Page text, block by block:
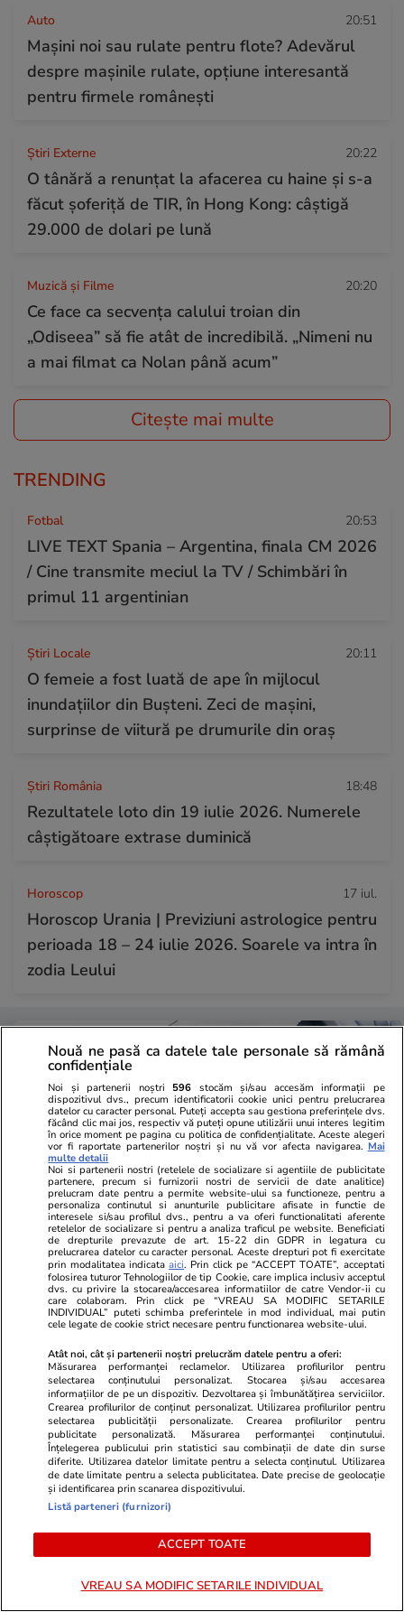
Auto 20:51
Mașini noi sau rulate pentru flote? Adevărul
despre mașinile rulate, opțiune interesantă
pentru firmele românești
Știri Externe 20:22
O tânără a renunțat la afacerea cu haine și s-a
făcut șoferiță de TIR, în Hong Kong: câștigă
29.000 de dolari pe lună
Muzică și Filme 20:20
Ce face ca secvența calului troian din
„Odiseea” să fie atât de incredibilă. „Nimeni nu
a mai filmat ca Nolan până acum”
Citește mai multe
TRENDING
Fotbal 20:53
LIVE TEXT Spania – Argentina, finala CM 2026
/ Cine transmite meciul la TV / Schimbări în
primul 11 argentinian
Știri Locale 20:11
O femeie a fost luată de ape în mijlocul
inundațiilor din Bușteni. Zeci de mașini,
surprinse de viitură pe drumurile din oraș
Știri România 18:48
Rezultatele loto din 19 iulie 2026. Numerele
câștigătoare extrase duminică
Horoscop 17 iul.
Horoscop Urania | Previziuni astrologice pentru
perioada 18 – 24 iulie 2026. Soarele va intra în
zodia Leului
Lifestyle 19:48
Situație incredibilă în Marea
Britanie după ce un întreg sat a
decis să voteze separarea
definitivă de restul țării
Lifestyle
Un cuplu
din cauza
Grecia.
Vacanțe și Cultură 10:00
Mesaje de Sfântul Ilie 2026.
Urări și felicitări de Sfântul Ilie
2026
Nouă ne pasă ca datele tale personale să rămână
confidențiale
Noi și partenerii noștri 596 stocăm și/sau accesăm informații pe
dispozitivul dvs., precum identificatorii cookie unici pentru prelucrarea
datelor cu caracter personal. Puteți accepta sau gestiona preferințele dvs.
făcând clic mai jos, respectiv vă puteți opune utilizării unui interes legitim
în orice moment pe pagina cu politica de confidențialitate. Aceste alegeri
vor fi raportate partenerilor noștri și nu vă vor afecta navigarea. Mai
multe detalii
Noi si partenerii nostri (retelele de socializare si agentiile de publicitate
partenere, precum si furnizorii nostri de servicii de date analitice)
prelucram date pentru a permite website-ului sa functioneze, pentru a
personaliza continutul si anunturile publicitare afisate in functie de
interesele si/sau profilul dvs., pentru a va oferi functionalitati aferente
retelelor de socializare si pentru a analiza traficul pe website. Beneficiati
de drepturile prevazute de art. 15-22 din GDPR in legatura cu
prelucrarea datelor cu caracter personal. Aceste drepturi pot fi exercitate
prin modalitatea indicataaici. Prin click pe “ACCEPT TOATE”, acceptati
folosirea tuturor Tehnologiilor de tip Cookie, care implica inclusiv acceptul
dvs. cu privire la stocarea/accesarea informatiilor de catre Vendor-ii cu
care colaboram. Prin click pe “VREAU SA MODIFIC SETARILE
INDIVIDUAL” puteti schimba preferintele in mod individual, mai putin
cele legate de cookie strict necesare pentru functionarea website-ului.
Atât noi, cât și partenerii noștri prelucrăm datele pentru a oferi:
Măsurarea performanței reclamelor. Utilizarea profilurilor pentru
selectarea conținutului personalizat. Stocarea și/sau accesarea
informațiilor de pe un dispozitiv. Dezvoltarea și îmbunătățirea serviciilor.
Crearea profilurilor de conținut personalizat. Utilizarea profilurilor pentru
selectarea publicității personalizate. Crearea profilurilor pentru
publicitate personalizată. Măsurarea performanței conținutului.
Înțelegerea publicului prin statistici sau combinații de date din surse
diferite. Utilizarea datelor limitate pentru a selecta conținutul. Utilizarea
de date limitate pentru a selecta publicitatea. Date precise de geolocație
și identificarea prin scanarea dispozitivului.
Listă parteneri (furnizori)
ACCEPT TOATE
VREAU SA MODIFIC SETARILE INDIVIDUAL